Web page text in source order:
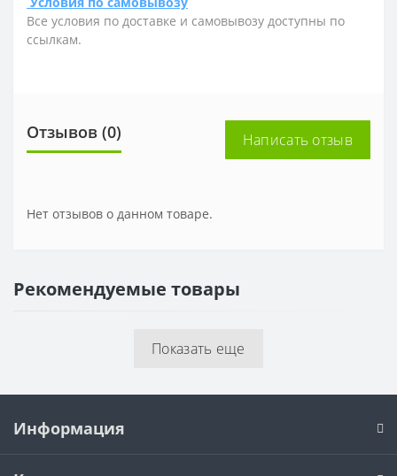
Все условия по доставке и самовывозу доступны по
ссылкам.
Отзывов (0) Написать отзыв
Нет отзывов о данном товаре.
Рекомендуемые товары
Показать еще
Информация